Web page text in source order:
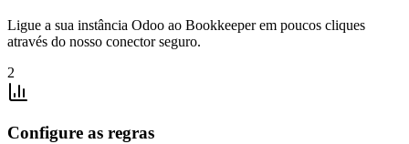
Ligue a sua instância Odoo ao Bookkeeper em poucos cliques
através do nosso conector seguro.
2
Configure as regras